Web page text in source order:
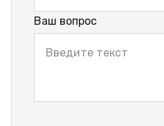
Ваш вопрос